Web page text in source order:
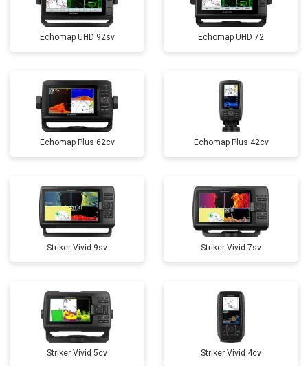
Echomap UHD 92sv Echomap UHD 72
Echomap Plus 62cv Echomap Plus 42cv
Striker Vivid 9sv Striker Vivid 7sv
Striker Vivid 5cv Striker Vivid 4cv